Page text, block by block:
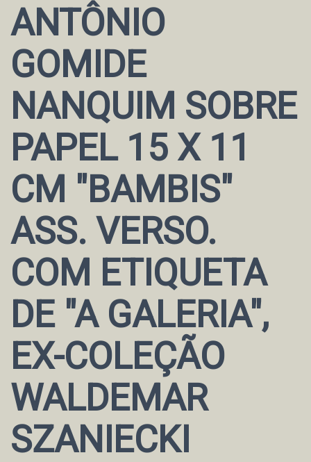
ANTÔNIO
GOMIDE
NANQUIM SOBRE
PAPEL 15 X 11
CM "BAMBIS"
ASS. VERSO.
COM ETIQUETA
DE "A GALERIA",
EX-COLEÇÃO
WALDEMAR
SZANIECKI